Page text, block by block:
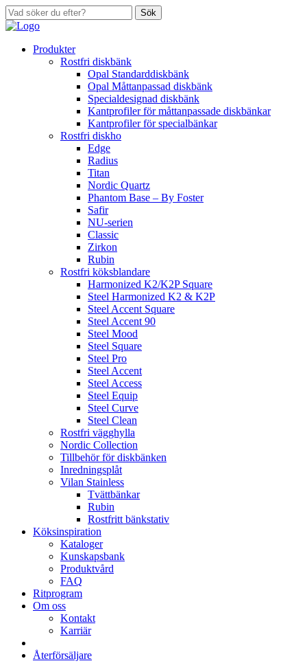
Sök
Produkter
Rostfri diskbänk
Opal Standarddiskbänk
Opal Måttanpassad diskbänk
Specialdesignad diskbänk
Kantprofiler för måttanpassade diskbänkar
Kantprofiler för specialbänkar
Rostfri diskho
Edge
Radius
Titan
Nordic Quartz
Phantom Base – By Foster
Safir
NU-serien
Classic
Zirkon
Rubin
Rostfri köksblandare
Harmonized K2/K2P Square
Steel Harmonized K2 & K2P
Steel Accent Square
Steel Accent 90
Steel Mood
Steel Square
Steel Pro
Steel Accent
Steel Access
Steel Equip
Steel Curve
Steel Clean
Rostfri vägghylla
Nordic Collection
Tillbehör för diskbänken
Inredningsplåt
Vilan Stainless
Tvättbänkar
Rubin
Rostfritt bänkstativ
Köksinspiration
Kataloger
Kunskapsbank
Produktvård
FAQ
Ritprogram
Om oss
Kontakt
Karriär
Återförsäljare